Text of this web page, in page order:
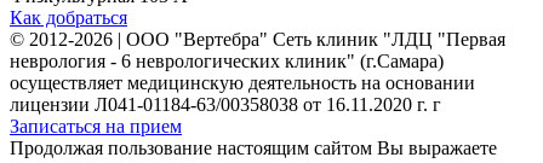
Как добраться
© 2012-2026 | ООО "Вертебра" Сеть клиник "ЛДЦ "Первая
неврология - 6 неврологических клиник" (г.Самара)
осуществляет медицинскую деятельность на основании
лицензии Л041-01184-63/00358038 от 16.11.2020 г. г
Записаться на прием
Продолжая пользование настоящим сайтом Вы выражаете